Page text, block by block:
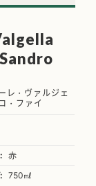
レ・ヴァルジェ
・ファイ
赤
750㎖